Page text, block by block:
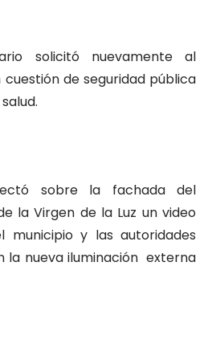
solicitó nuevamente al
de seguridad pública
sobre la fachada del
la Virgen de la Luz un video
municipio y las autoridades
la nueva iluminación externa